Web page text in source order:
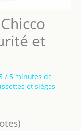
et
/ 5 minutes de
et sièges-